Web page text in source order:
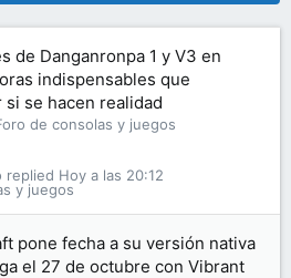
de Danganronpa 1 y V3 en
indispensables que
se hacen realidad
de consolas y juegos
y juegos
Hoy a las 20:12
pone fecha a su versión nativa
el 27 de octubre con Vibrant